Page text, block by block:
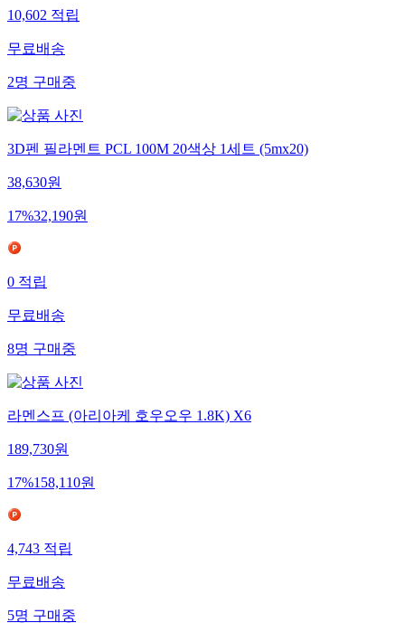
10,602적립
무료배송
2명구매중
3D펜 필라멘트 PCL 100M 20색상 1세트 (5mx20)
38,630원
17%32,190원
0적립
무료배송
8명구매중
라멘스프 (아리아케 호우오우 1.8K) X6
189,730원
17%158,110원
4,743적립
무료배송